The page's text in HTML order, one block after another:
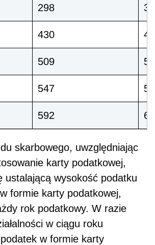
298
430
509
547
592
skarbowego, uwzględniając
karty podatkowej,
ustalającą wysokość podatku
formie karty podatkowej,
rok podatkowy. W razie
w ciągu roku
w formie karty